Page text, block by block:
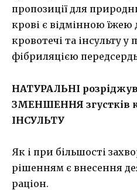
пропозиції для
крові є відмінною
кровотечі та інсульту у
фібриляцією
НАТУРАЛЬНІ
ЗМЕНШЕННЯ згустків
ІНСУЛЬТУ
Як і при більшості
рішенням є внесення
раціон.